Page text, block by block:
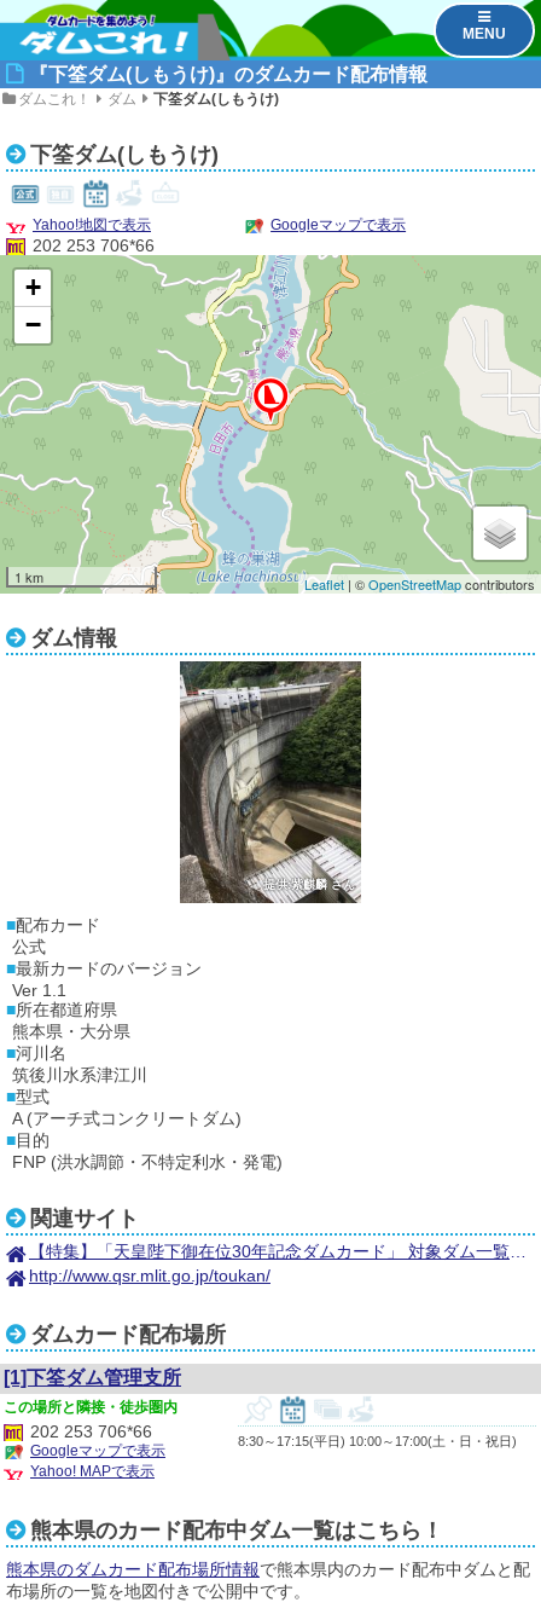
MENU
『下筌ダム(しもうけ)』のダムカード配布情報
ダムこれ！ ダム 下筌ダム(しもうけ)
下筌ダム(しもうけ)
Yahoo!地図で表示 Googleマップで表示
202 253 706*66
1
+
−
1 km Leaflet | ©OpenStreetMapcontributors
ダム情報
提供:紫麒麟 さん
配布カード
公式
最新カードのバージョン
Ver 1.1
所在都道府県
熊本県・大分県
河川名
筑後川水系津江川
型式
A (アーチ式コンクリートダム)
目的
FNP (洪水調節・不特定利水・発電)
関連サイト
【特集】「天皇陛下御在位30年記念ダムカード」 対象ダム一覧マップ
http://www.qsr.mlit.go.jp/toukan/
ダムカード配布場所
[1]下筌ダム管理支所
8:30～17:15(平日) 10:00～17:00(土・日・祝日)
隣接・徒歩圏内
202 253 706*66
Googleマップで表示
Yahoo! MAPで表示
熊本県のカード配布中ダム一覧はこちら！
熊本県のダムカード配布場所情報で熊本県内のカード配布中ダムと配
布場所の一覧を地図付きで公開中です。